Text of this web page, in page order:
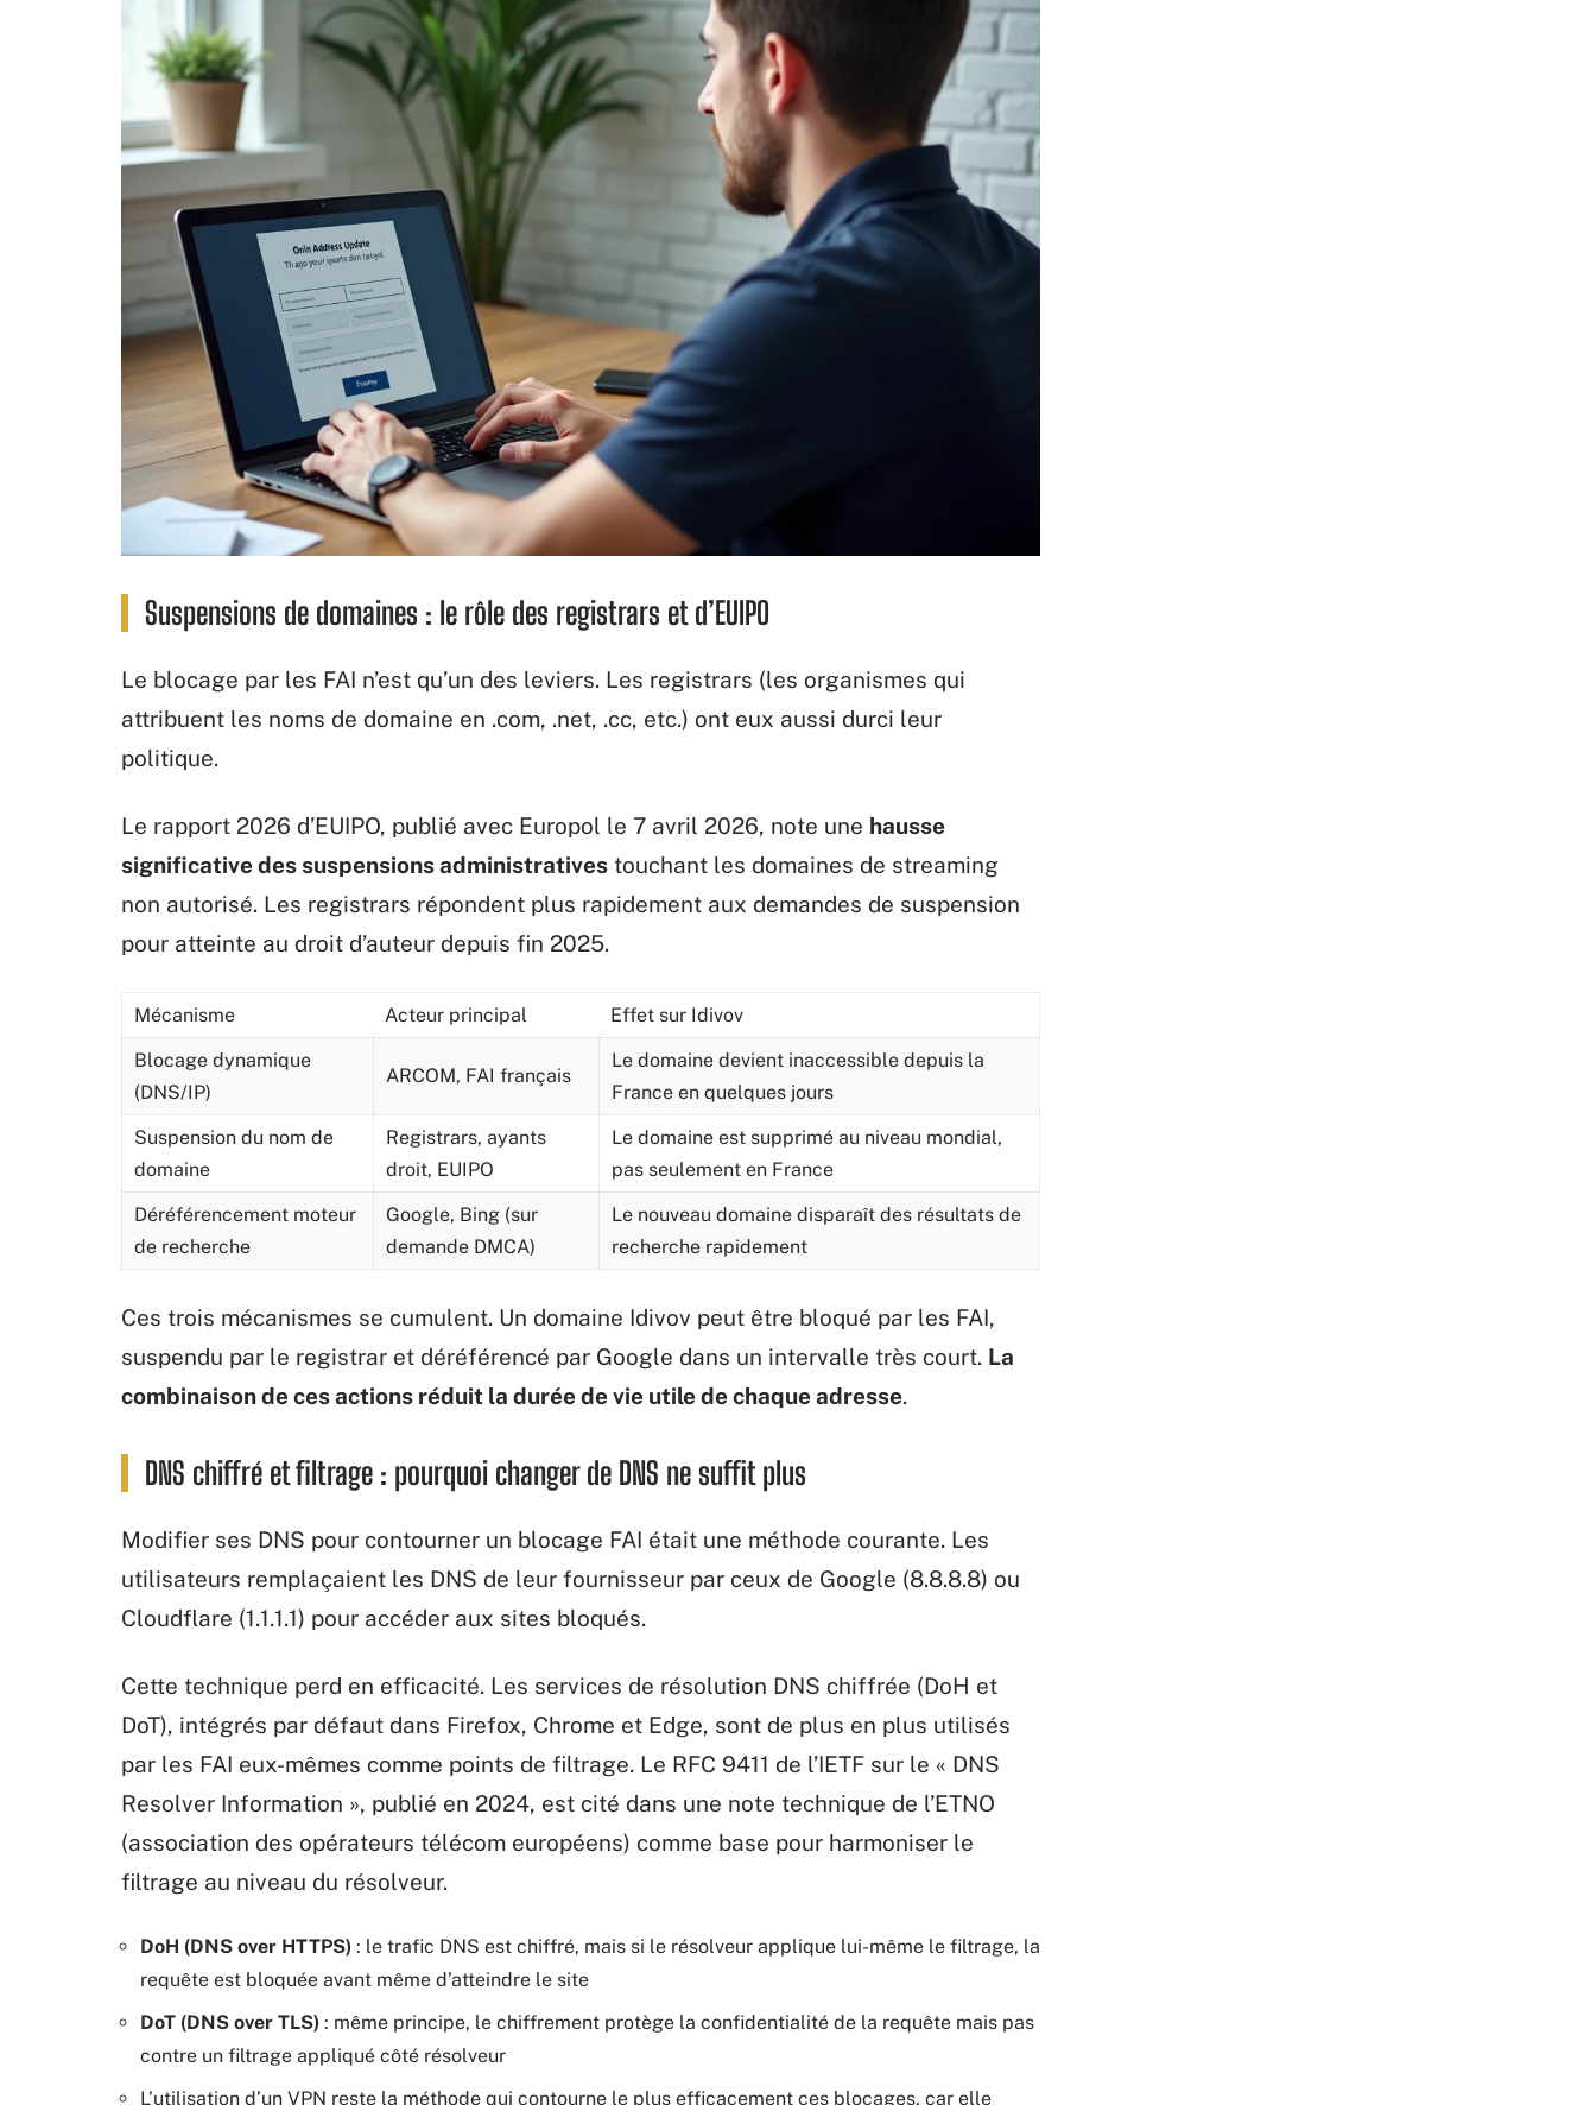
Suspensions de domaines : le rôle des registrars et d’EUIPO
Le blocage par les FAI n’est qu’un des leviers. Les registrars (les organismes qui
attribuent les noms de domaine en .com, .net, .cc, etc.) ont eux aussi durci leur
politique.
Le rapport 2026 d’EUIPO, publié avec Europol le 7 avril 2026, note une hausse
significative des suspensions administratives touchant les domaines de streaming
non autorisé. Les registrars répondent plus rapidement aux demandes de suspension
pour atteinte au droit d’auteur depuis fin 2025.
Mécanisme Acteur principal
Effet sur Idivov
Blocage dynamique
(DNS/IP)
ARCOM, FAI français
Le domaine devient inaccessible depuis la
France en quelques jours
Suspension du nom de
domaine
Registrars, ayants
droit, EUIPO
Le domaine est supprimé au niveau mondial,
pas seulement en France
Déréférencement moteur
de recherche
Google, Bing (sur
demande DMCA)
Le nouveau domaine disparaît des résultats de
recherche rapidement
Ces trois mécanismes se cumulent. Un domaine Idivov peut être bloqué par les FAI,
suspendu par le registrar et déréférencé par Google dans un intervalle très court. La
combinaison de ces actions réduit la durée de vie utile de chaque adresse.
DNS chiffré et filtrage : pourquoi changer de DNS ne suffit plus
Modifier ses DNS pour contourner un blocage FAI était une méthode courante. Les
utilisateurs remplaçaient les DNS de leur fournisseur par ceux de Google (8.8.8.8) ou
Cloudflare (1.1.1.1) pour accéder aux sites bloqués.
Cette technique perd en efficacité. Les services de résolution DNS chiffrée (DoH et
DoT), intégrés par défaut dans Firefox, Chrome et Edge, sont de plus en plus utilisés
par les FAI eux-mêmes comme points de filtrage. Le RFC 9411 de l’IETF sur le « DNS
Resolver Information », publié en 2024, est cité dans une note technique de l’ETNO
(association des opérateurs télécom européens) comme base pour harmoniser le
filtrage au niveau du résolveur.
DoH (DNS over HTTPS) : le trafic DNS est chiffré, mais si le résolveur applique lui-même le filtrage, la
requête est bloquée avant même d’atteindre le site
DoT (DNS over TLS) : même principe, le chiffrement protège la confidentialité de la requête mais pas
contre un filtrage appliqué côté résolveur
L’utilisation d’un VPN reste la méthode qui contourne le plus efficacement ces blocages, car elle